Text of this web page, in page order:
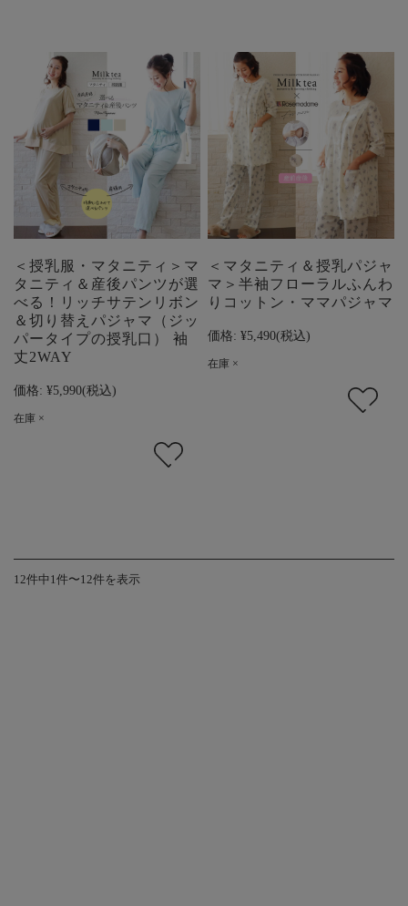
＜授乳服・マタニティ＞マ
タニティ＆産後パンツが選
べる！リッチサテンリボン
＆切り替えパジャマ（ジッ
パータイプの授乳口） 袖
丈2WAY
価格: ¥5,990(税込)
在庫 ×
＜マタニティ＆授乳パジャ
マ＞半袖フローラルふんわ
りコットン・ママパジャマ
価格: ¥5,490(税込)
在庫 ×
12件中1件〜12件を表示